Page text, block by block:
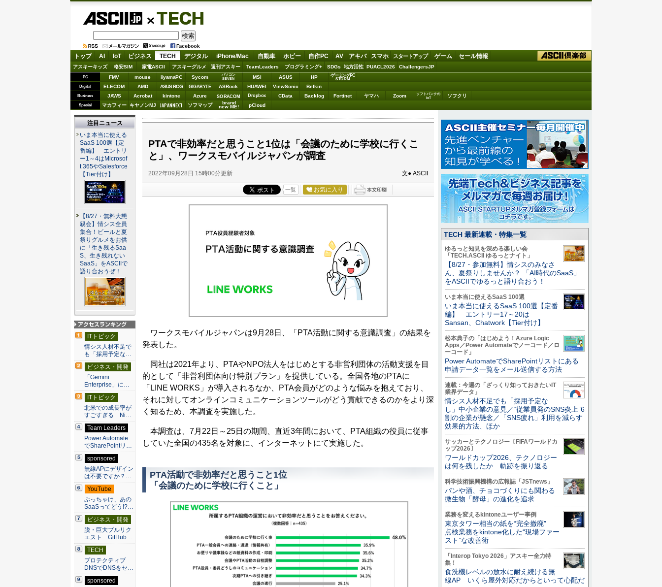
TECH
トップ AI IoT ビジネス TECH デジタル iPhone/Mac 自動車 ホビー 自作PC AV アキバ スマホ スタートアップ ゲーム セール情報
アスキーキッズ 格安SIM 家電ASCII アスキーグルメ 週刊アスキー TeamLeaders プログラミング+ SDGs 地方活性 PUACL2026 ChallengersJP
PC FMV mouse iiyamaPC Sycom
パソコン
SEVEN
MSI ASUS HP ゲーミングPC
STORM
Digital ELECOM AMD ASUS ROG GIGABYTE ASRock HUAWEI ViewSonic Belkin
Business JAWS Acrobat kintone Azure SORACOM Dropbox CData Backlog Fortinet ヤマハ Zoom
ソフトバンクの
IoT
ソフクリ
Special マカフィー キヤノンMJ JAPANNEXT ソフマップ brand
new ME! pCloud
PTAで非効率だと思うこと1位は「会議のために学校に行くこ
と」、ワークスモバイルジャパンが調査
2022年09月28日 15時00分更新 文● ASCII
一覧 お気に入り
ワークスモバイルジャパンは9月28日、「PTA活動に関する意識調査」の結果を
発表した。
同社は2021年より、PTAやNPO法人をはじめとする非営利団体の活動支援を目
的として「非営利団体向け特別プラン」を提供している。全国各地のPTAに
「LINE WORKS」が導入されるなか、PTA会員がどのような悩みを抱えており、
それに対してオンラインコミュニケーションツールがどう貢献できるのかをより深
く知るため、本調査を実施した。
本調査は、7月22日～25日の期間、直近3年間において、PTA組織の役員に従事
していた全国の435名を対象に、インターネットにて実施した。
PTA活動で非効率だと思うこと1位
「会議のために学校に行くこと」
注目ニュース
いま本当に使える
SaaS 100選【定
番編】 エントリ
ー1～4はMicrosof
t 365やSalesforce
【Tier付け】
【8/27・無料大懇
親会】情シス全員
集合！ビールと夏
祭りグルメをお供
に「生き残るSaa
S、生き残れない
SaaS」をASCIIで
語り合おうぜ！
アクセスランキン
グ
ITトピック
情シス人材不足で
も「採用予定な…
ビジネス・開発
「Gemini
Enterprise」に…
ITトピック
北米での成長率が
すごすぎる Ni…
Team Leaders
Power Automate
でSharePointリ…
sponsored
無線APにデザイン
は不要ですか？…
YouTube
ぶっちゃけ、あの
SaaSってどう!?…
ビジネス・開発
脱・巨大プルリク
エスト GitHub…
TECH
プロテクティブ
DNSでDNSをセ…
sponsored
TECH 最新連載・特集一覧
ゆるっと知見を深める楽しい会
「TECH.ASCII ゆるっとナイト」
【8/27・参加無料】情シスのみなさ
ん、夏祭りしませんか？ 「AI時代のSaaS」
をASCIIでゆるっと語り合おう！
いま本当に使えるSaaS 100選
いま本当に使えるSaaS 100選【定番
編】 エントリー17～20は
Sansan、Chatwork【Tier付け】
松本典子の「はじめよう！Azure Logic
Apps／Power Automateでノーコード／ロ
ーコード」
Power AutomateでSharePointリストにある
申請データ一覧をメール送信する方法
連載：今週の「ざっくり知っておきたいIT
業界データ」
情シス人材不足でも「採用予定な
し」中小企業の意見／“従業員発のSNS炎上”6
割の企業が懸念／「SNS疲れ」利用を減らす
効果的方法、ほか
サッカーとテクノロジー〔FIFAワールドカ
ップ2026〕
ワールドカップ2026、テクノロジー
は何を残したか 軌跡を振り返る
科学技術振興機構の広報誌「JSTnews」
パンや酒、チョコづくりにも関わる
微生物「酵母」の進化を追求
業務を変えるkintoneユーザー事例
東京タワー相当の紙を“完全撤廃”
点検業務をkintone化した“現場ファー
スト”な改善術
「Interop Tokyo 2026」アスキー全力特
集！
食洗機レベルの放水に耐え続ける無
線AP いくら屋外対応だからといって心配だ